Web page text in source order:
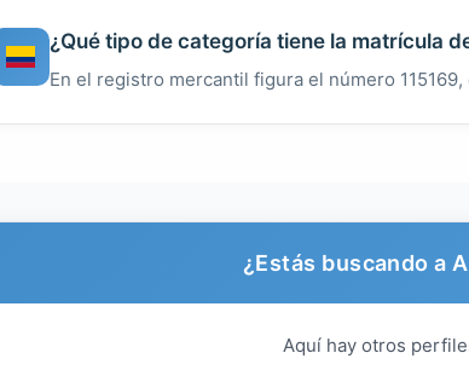
¿Qué tipo de categoría tiene la matrícula
En el registro mercantil figura el número
¿Estás buscando a
Aquí hay otros